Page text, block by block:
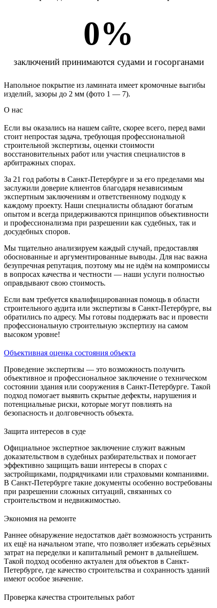
0%
заключений принимаются судами и госорганами
Напольное покрытие из ламината имеет кромочные выгибы
изделий, зазоры до 2 мм (фото 1 — 7).
О нас
Если вы оказались на нашем сайте, скорее всего, перед вами
стоит непростая задача, требующая профессиональной
строительной экспертизы, оценки стоимости
восстановительных работ или участия специалистов в
арбитражных спорах.
За 21 год работы в Санкт-Петербурге и за его пределами мы
заслужили доверие клиентов благодаря независимым
экспертным заключениям и ответственному подходу к
каждому проекту. Наши специалисты обладают богатым
опытом и всегда придерживаются принципов объективности
и профессионализма при разрешении как судебных, так и
досудебных споров.
Мы тщательно анализируем каждый случай, предоставляя
обоснованные и аргументированные выводы. Для нас важна
безупречная репутация, поэтому мы не идём на компромиссы
в вопросах качества и честности — наши услуги полностью
оправдывают свою стоимость.
Если вам требуется квалифицированная помощь в области
строительного аудита или экспертизы в Санкт-Петербурге, вы
обратились по адресу. Мы готовы поддержать вас и провести
профессиональную строительную экспертизу на самом
высоком уровне!
Объективная оценка состояния объекта
Проведение экспертизы — это возможность получить
объективное и профессиональное заключение о техническом
состоянии здания или сооружения в Санкт-Петербурге. Такой
подход помогает выявить скрытые дефекты, нарушения и
потенциальные риски, которые могут повлиять на
безопасность и долговечность объекта.
Защита интересов в суде
Официальное экспертное заключение служит важным
доказательством в судебных разбирательствах и помогает
эффективно защищать ваши интересы в спорах с
застройщиками, подрядчиками или страховыми компаниями.
В Санкт-Петербурге такие документы особенно востребованы
при разрешении сложных ситуаций, связанных со
строительством и недвижимостью.
Экономия на ремонте
Раннее обнаружение недостатков даёт возможность устранить
их ещё на начальном этапе, что позволяет избежать серьёзных
затрат на переделки и капитальный ремонт в дальнейшем.
Такой подход особенно актуален для объектов в Санкт-
Петербурге, где качество строительства и сохранность зданий
имеют особое значение.
Проверка качества строительных работ